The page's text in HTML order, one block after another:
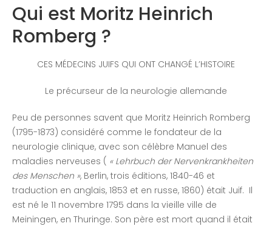
Qui est Moritz Heinrich
Romberg ?
CES MÉDECINS JUIFS QUI ONT CHANGÉ L’HISTOIRE
Le précurseur de la neurologie allemande
Peu de personnes savent que Moritz Heinrich Romberg
(1795-1873) considéré comme le fondateur de la
neurologie clinique, avec son célèbre Manuel des
maladies nerveuses ( « Lehrbuch der Nervenkrankheiten
des Menschen », Berlin, trois éditions, 1840-46 et
traduction en anglais, 1853 et en russe, 1860) était Juif. Il
est né le 11 novembre 1795 dans la vieille ville de
Meiningen, en Thuringe. Son père est mort quand il était